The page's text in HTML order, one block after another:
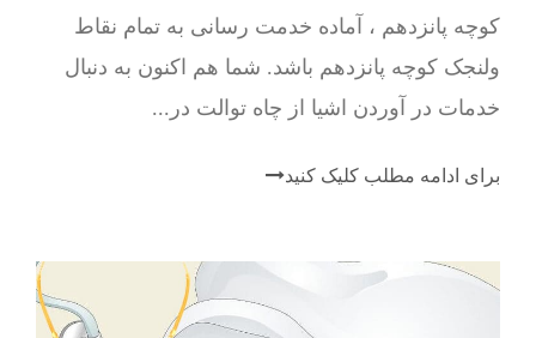
کوچه پانزدهم ، آماده خدمت رسانی به تمام نقاط
ولنجک کوچه پانزدهم باشد. شما هم اکنون به دنبال
خدمات در آوردن اشیا از چاه توالت در...
برای ادامه مطلب کلیک کنید